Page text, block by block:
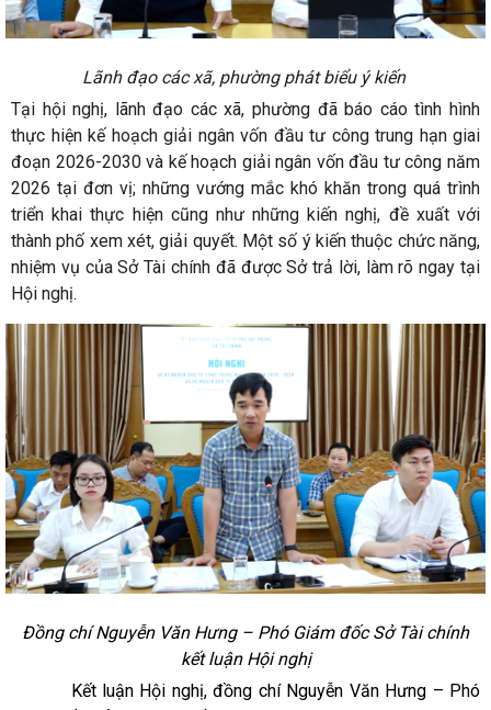
Lãnh đạo các xã, phường phát biểu ý kiến
Tại hội nghị, lãnh đạo các xã, phường đã báo cáo tình hình
thực hiện kế hoạch giải ngân vốn đầu tư công trung hạn giai
đoạn 2026-2030 và kế hoạch giải ngân vốn đầu tư công năm
2026 tại đơn vị; những vướng mắc khó khăn trong quá trình
triển khai thực hiện cũng như những kiến nghị, đề xuất với
thành phố xem xét, giải quyết. Một số ý kiến thuộc chức năng,
nhiệm vụ của Sở Tài chính đã được Sở trả lời, làm rõ ngay tại
Hội nghị.
Đồng chí Nguyễn Văn Hưng – Phó Giám đốc Sở Tài chính
kết luận Hội nghị
Kết luận Hội nghị, đồng chí Nguyễn Văn Hưng – Phó